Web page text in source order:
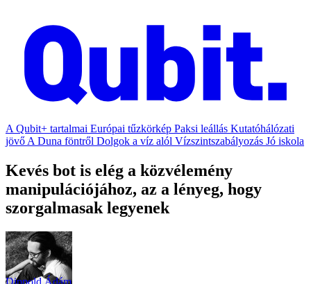
A Qubit+ tartalmai Európai tűzkörkép Paksi leállás Kutatóhálózati
jövő A Duna föntről Dolgok a víz alól Vízszintszabályozás Jó iskola
Kevés bot is elég a közvélemény
manipulációjához, az a lényeg, hogy
szorgalmasak legyenek
Dippold Ádám